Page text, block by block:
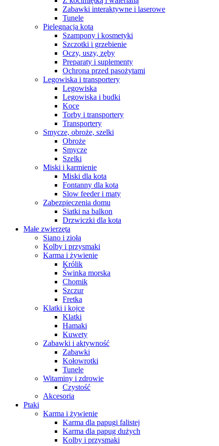
Zabawki interaktywne i laserowe
Tunele
Pielęgnacja kota
Szampony i kosmetyki
Szczotki i grzebienie
Oczy, uszy, zęby
Preparaty i suplementy
Ochrona przed pasożytami
Legowiska i transportery
Legowiska
Legowiska i budki
Koce
Torby i transportery
Transportery
Smycze, obroże, szelki
Obroże
Smycze
Szelki
Miski i karmienie
Miski dla kota
Fontanny dla kota
Slow feeder i maty
Zabezpieczenia domu
Siatki na balkon
Drzwiczki dla kota
Małe zwierzęta
Siano i zioła
Kolby i przysmaki
Karma i żywienie
Królik
Świnka morska
Chomik
Szczur
Fretka
Klatki i kojce
Klatki
Hamaki
Kuwety
Zabawki i aktywność
Zabawki
Kołowrotki
Tunele
Witaminy i zdrowie
Czystość
Akcesoria
Ptaki
Karma i żywienie
Karma dla papugi falistej
Karma dla papug dużych
Kolby i przysmaki